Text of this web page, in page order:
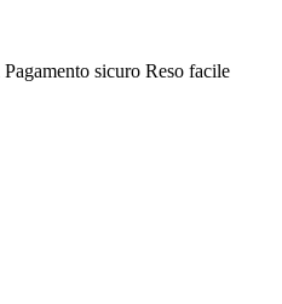
Pagamento sicuro Reso facile